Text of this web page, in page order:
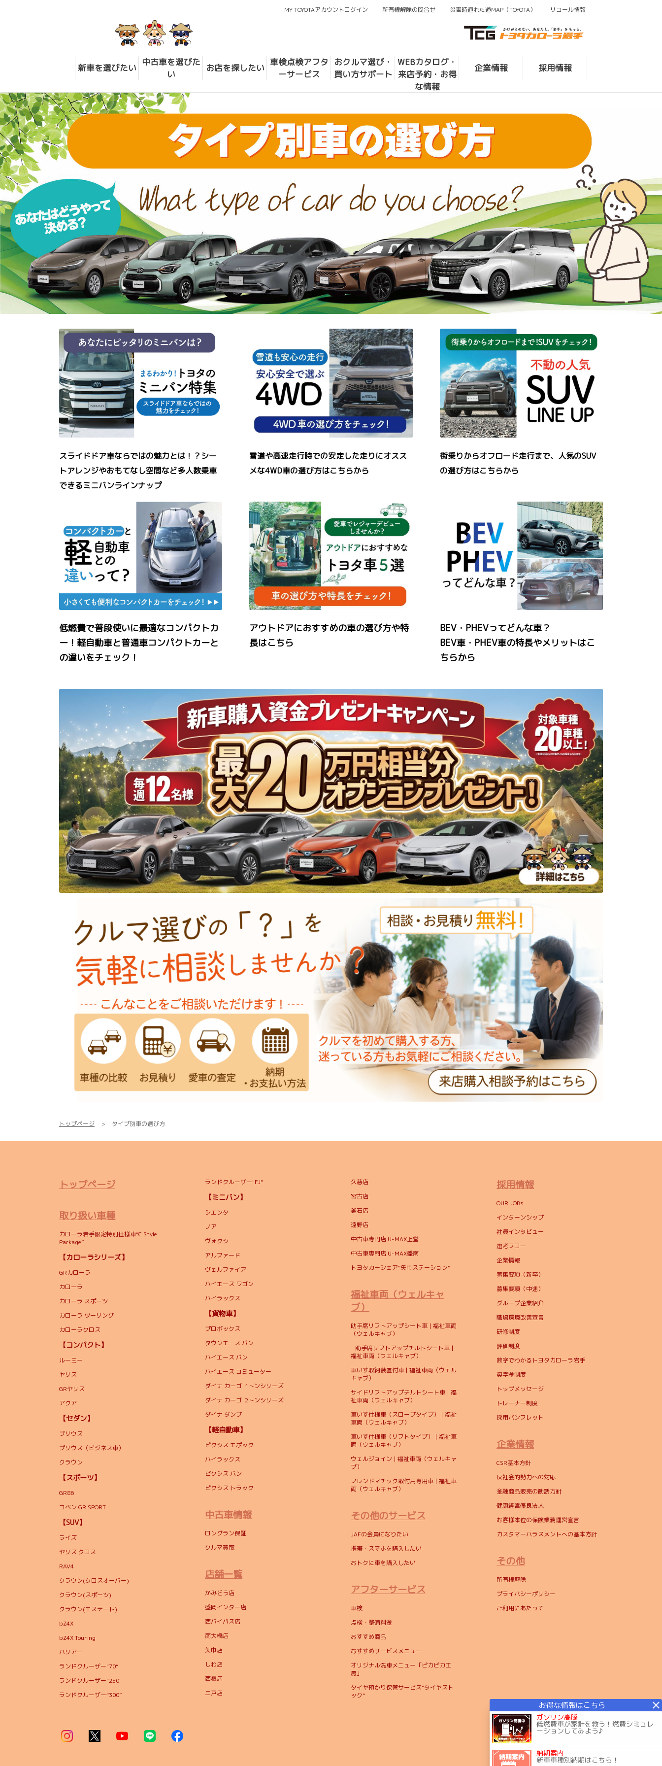
新車を選びたい
中古車を選びた
い
お店を探したい
車検点検アフタ
ーサービス
おクルマ選び・
買い方サポート
WEBカタログ・
来店予約・お得
な情報
企業情報 採用情報
MY TOYOTAアカウントログイン 所有権解除の問合せ 災害時通れた道MAP（TOYOTA） リコール情報
スライドドア車ならではの魅力とは！？シー
トアレンジやおもてなし空間など多人数乗車
できるミニバンラインナップ
雪道や高速走行時での安定した走りにオスス
メな4WD車の選び方はこちらから
街乗りからオフロード走行まで、人気のSUV
の選び方はこちらから
低燃費で普段使いに最適なコンパクトカ
ー！軽自動車と普通車コンパクトカーと
の違いをチェック！
アウトドアにおすすめの車の選び方や特
長はこちら
BEV・PHEVってどんな車？
BEV車・PHEV車の特長やメリットはこ
ちらから
トップページ タイプ別車の選び方
トップページ
取り扱い車種
カローラ岩手限定特別仕様車”C Style
Package”
【カローラシリーズ】
GRカローラ
カローラ
カローラ スポーツ
カローラ ツーリング
カローラクロス
【コンパクト】
ルーミー
ヤリス
GRヤリス
アクア
【セダン】
プリウス
プリウス（ビジネス車）
クラウン
【スポーツ】
GR86
コペン GR SPORT
【SUV】
ライズ
ヤリス クロス
RAV4
クラウン(クロスオーバー)
クラウン(スポーツ)
クラウン(エステート)
bZ4X
bZ4X Touring
ハリアー
ランドクルーザー"70”
ランドクルーザー"250"
ランドクルーザー“300”
ランドクルーザー"FJ"
【ミニバン】
シエンタ
ノア
ヴォクシー
アルファード
ヴェルファイア
ハイエース ワゴン
ハイラックス
【貨物車】
プロボックス
タウンエース バン
ハイエース バン
ハイエース コミューター
ダイナ カーゴ 1トンシリーズ
ダイナ カーゴ 2トンシリーズ
ダイナ ダンプ
【軽自動車】
ピクシス エポック
ハイラックス
ピクシス バン
ピクシス トラック
中古車情報
ロングラン保証
クルマ買取
店舗一覧
かみどう店
盛岡インター店
西バイパス店
南大橋店
矢巾店
しわ店
西根店
二戸店
久慈店
宮古店
釜石店
遠野店
中古車専門店 U-MAX上堂
中古車専門店 U-MAX盛南
トヨタカーシェア”矢巾ステーション”
福祉車両（ウェルキャ
ブ）
助手席リフトアップシート車 | 福祉車両
（ウェルキャブ）
助手席リフトアップチルトシート車 |
福祉車両（ウェルキャブ）
車いす収納装置付車 | 福祉車両（ウェル
キャブ）
サイドリフトアップチルトシート車 | 福
祉車両（ウェルキャブ）
車いす仕様車（スロープタイプ） | 福祉
車両（ウェルキャブ）
車いす仕様車（リフトタイプ） | 福祉車
両（ウェルキャブ）
ウェルジョイン | 福祉車両（ウェルキャ
ブ）
フレンドマチック取付用専用車 | 福祉車
両（ウェルキャブ）
その他のサービス
JAFの会員になりたい
携帯・スマホを購入したい
おトクに車を購入したい
アフターサービス
車検
点検・整備料金
おすすめ商品
おすすめサービスメニュー
オリジナル洗車メニュー「ピカピカ工
房」
タイヤ預かり保管サービス”タイヤスト
ック”
採用情報
OUR JOBs
インターンシップ
社員インタビュー
選考フロー
企業情報
募集要項（新卒）
募集要項（中途）
グループ企業紹介
職場環境改善宣言
研修制度
評価制度
数字でわかるトヨタカローラ岩手
奨学金制度
トップメッセージ
トレーナー制度
採用パンフレット
企業情報
CSR基本方針
反社会的勢力への対応
金融商品販売の勧誘方針
健康経営優良法人
お客様本位の保険業務運営宣言
カスタマーハラスメントへの基本方針
その他
所有権解除
プライバシーポリシー
ご利用にあたって
ガソリン高騰
低燃費車が家計を救う！燃費シミュレ
ーションしてみよう♪
納期案内
新車車種別納期はこちら！